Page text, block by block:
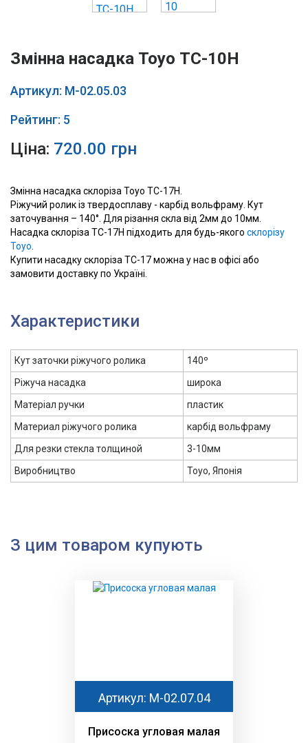
Змінна насадка Тоуо ТС-10H
Артикул: М-02.05.03
Рейтинг: 5
Ціна: 720.00 грн
Змінна насадка склоріза Toyo TC-17H.
Ріжучий ролик із твердосплаву - карбід вольфраму. Кут
заточування – 140°. Для різання скла від 2мм до 10мм.
Насадка склоріза ТС-17Н підходить для будь-якого склорізу
Тоуо
Купити насадку склоріза ТС-17 можна у нас в офісі або
замовити доставку по Україні.
Характеристики
Кут заточки ріжучого ролика
140º
Ріжуча насадка
широка
Матеріал ручки
пластик
Материал ріжучого ролика
карбід вольфраму
Для резки стекла толщиной
3-10мм
Виробництво
Тоуо, Японія
З цим товаром купують
Артикул: М-02.07.04
Присоска угловая малая